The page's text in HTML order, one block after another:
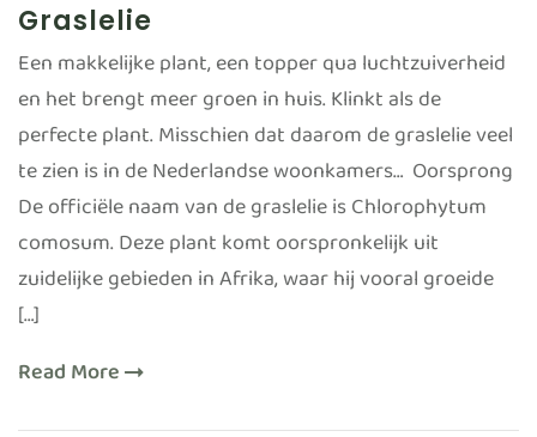
Graslelie
Een makkelijke plant, een topper qua luchtzuiverheid
en het brengt meer groen in huis. Klinkt als de
perfecte plant. Misschien dat daarom de graslelie veel
te zien is in de Nederlandse woonkamers… Oorsprong
De officiële naam van de graslelie is Chlorophytum
comosum. Deze plant komt oorspronkelijk uit
zuidelijke gebieden in Afrika, waar hij vooral groeide
[…]
Read More